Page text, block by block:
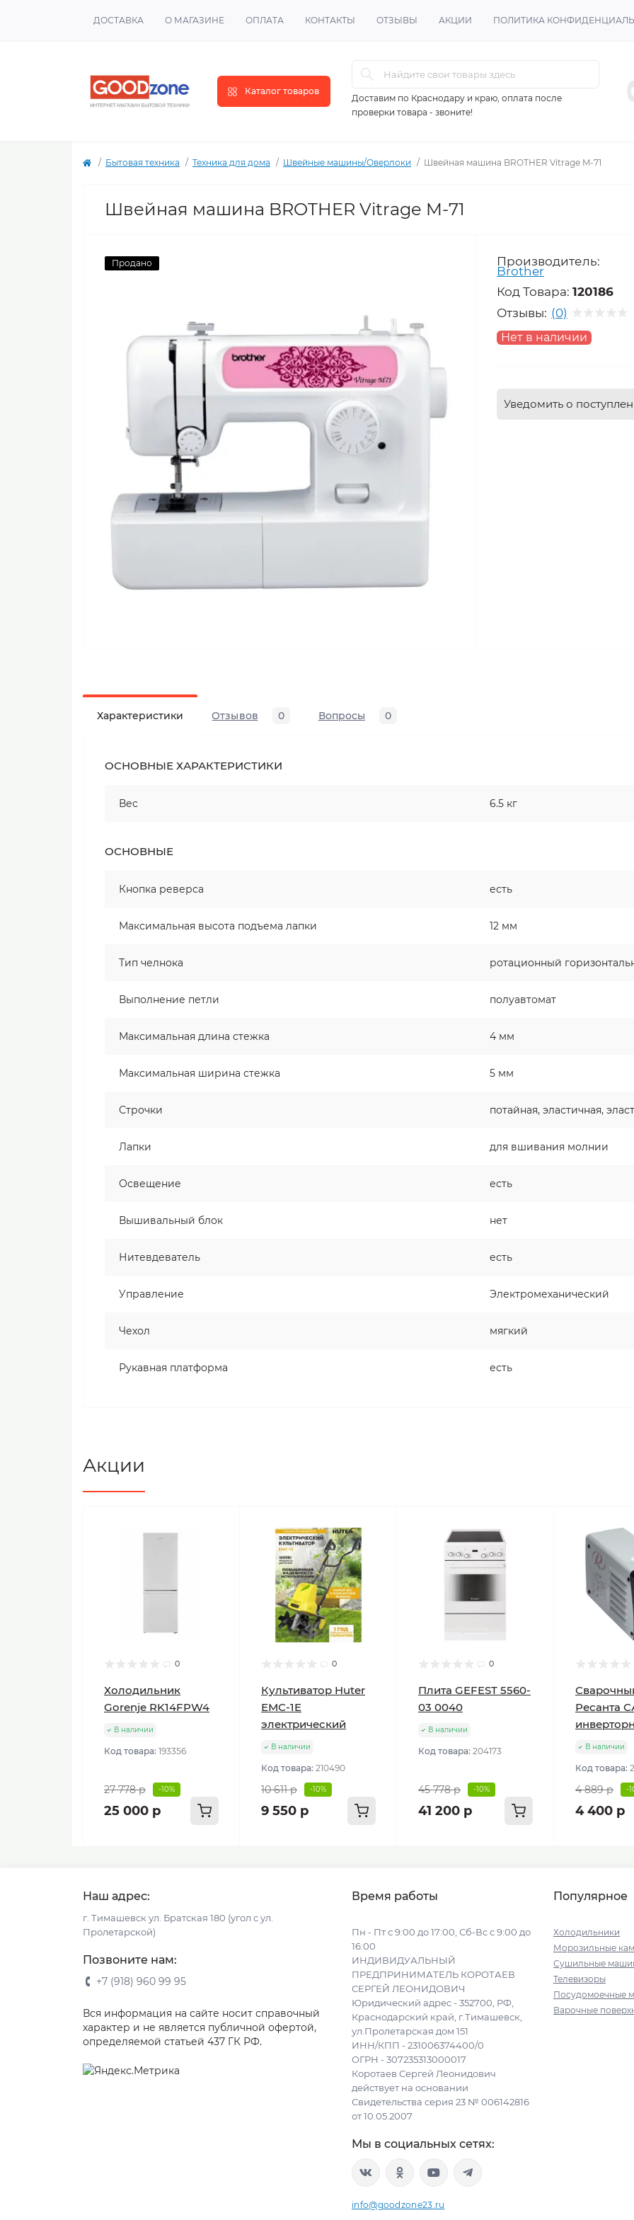
ДОСТАВКА О МАГАЗИНЕ ОПЛАТА КОНТАКТЫ ОТЗЫВЫ АКЦИИ ПОЛИТИКА
Каталог товаров
Доставим по Краснодару и краю, оплата после
проверки товара - звоните!
Бытовая техника Техника для дома Швейные машины/Оверлоки Швейная машина BROTHER Vitrage M-71
Швейная машина BROTHER Vitrage M-71
Продано Производитель:
Brother
Код Товара: 120186
Отзывы: (0)
Нет в наличии
Уведомить о
Характеристики Отзывов 0 Вопросы 0
ОСНОВНЫЕ ХАРАКТЕРИСТИКИ
Вес 6.5 кг
ОСНОВНЫЕ
Кнопка реверса есть
Максимальная высота подъема лапки 12 мм
Тип челнока ротационный
Выполнение петли полуавтомат
Максимальная длина стежка 4 мм
Максимальная ширина стежка 5 мм
Строчки потайная, эластичная,
Лапки для вшивания молнии
Освещение есть
Вышивальный блок нет
Нитевдеватель есть
Управление Электромеханический
Чехол мягкий
Рукавная платформа есть
Акции
0
Холодильник
Gorenje RK14FPW4
В наличии
Код товара: 193356
27 778 р -10%
25 000 р
0
Культиватор Huter
ЕМС-1E
электрический
В наличии
Код товара: 210490
10 611 р -10%
9 550 р
0
Плита GEFEST 5560-
03 0040
В наличии
Код товара: 204173
45 778 р -10%
41 200 р
Ресанта
В наличии
Код товара:
4 889 р -
4 400 р
Наш адрес:
г. Тимашевск ул. Братская 180 (угол с ул.
Пролетарской)
Позвоните нам:
+7 (918) 960 99 95
Вся информация на сайте носит справочный
характер и не является публичной офертой,
определяемой статьей 437 ГК РФ.
Время работы
Пн - Пт с 9:00 до 17:00, Сб-Вс с 9:00 до
16:00
ИНДИВИДУАЛЬНЫЙ
ПРЕДПРИНИМАТЕЛЬ КОРОТАЕВ
СЕРГЕЙ ЛЕОНИДОВИЧ
Юридический адрес - 352700, РФ,
Краснодарский край, г.Тимашевск,
ул.Пролетарская дом 151
ИНН/КПП - 231006374400/0
ОГРН - 307235313000017
Коротаев Сергей Леонидович
действует на основании
Свидетельства серия 23 № 006142816
от 10.05.2007
Мы в социальных сетях:
info@goodzone23.ru
Популярное
Холодильники
Морозильные
Сушильные
Телевизоры
Посудомоечные
Варочные